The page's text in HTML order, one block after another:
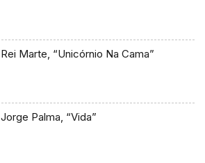
Rei Marte, “Unicórnio Na Cama”
Jorge Palma, “Vida”